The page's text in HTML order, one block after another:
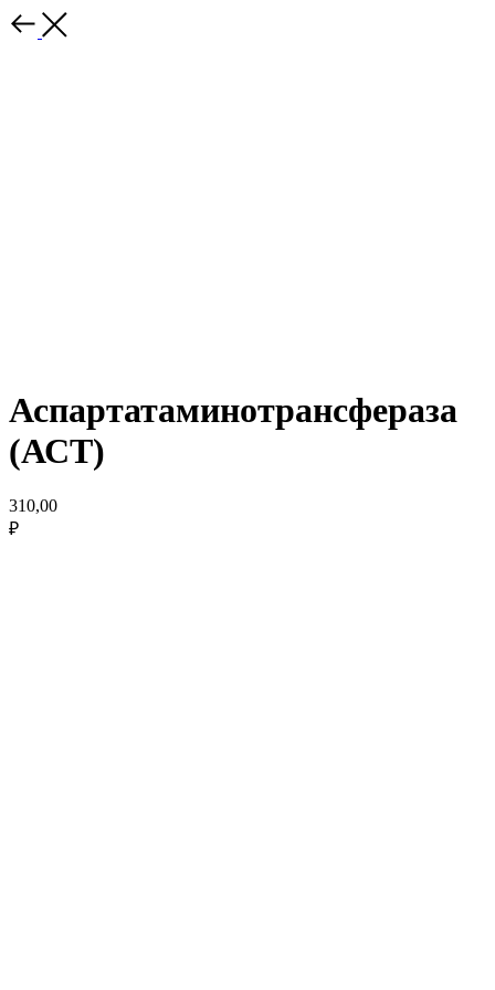
Аспартатаминотрансфераза
(АСТ)
310,00
₽